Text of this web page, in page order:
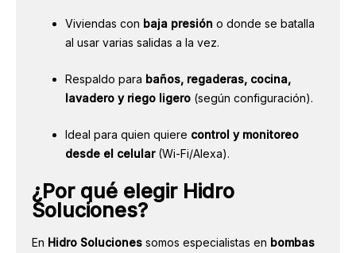
Viviendas con baja presión o donde se batalla
al usar varias salidas a la vez.
Respaldo para baños, regaderas, cocina,
lavadero y riego ligero (según configuración).
Ideal para quien quiere control y monitoreo
desde el celular(Wi-Fi/Alexa).
¿Por qué elegir Hidro
Soluciones?
En Hidro Soluciones somos especialistas en bombas